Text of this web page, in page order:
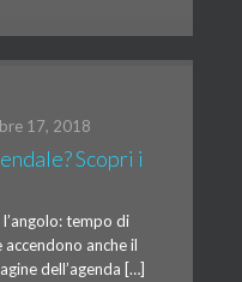
17, 2018
Scopri i
tempo di
accendono anche il
dell’agenda […]